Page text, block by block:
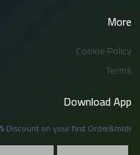
More
Cookie Policy
Terms
Download App
Discount on your first Order&mldr;!